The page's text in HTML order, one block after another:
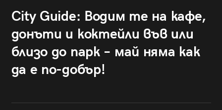
City Guide: Водим те на кафе,
донъти и коктейли във или
близо до парк – май няма как
да е по-добър!